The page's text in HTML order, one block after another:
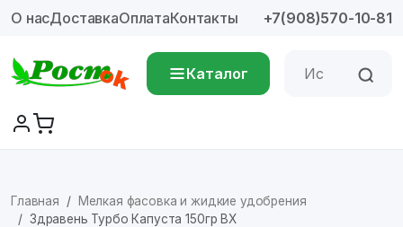
О насДоставкаОплатаКонтакты +7(908)570-10-81
Каталог
Главная
Мелкая фасовка и жидкие удобрения
Здравень Турбо Капуста 150гр ВХ